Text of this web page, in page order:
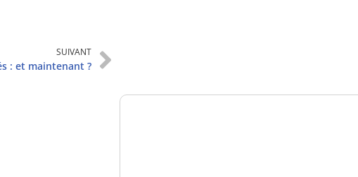
SUIVANT
: et maintenant ?